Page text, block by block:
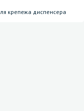
крепежа диспенсера